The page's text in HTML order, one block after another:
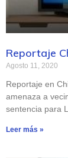
Reportaje
Agosto 11, 2020
Reportaje en
amenaza a
sentencia para
Leer más »